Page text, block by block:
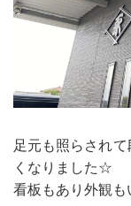
足元も照らされ
くなりました☆
看板もあり外観